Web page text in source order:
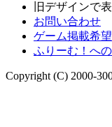
旧デザインで
お問い合わせ
ゲーム掲載希
ふりーむ！へ
Copyright (C) 2000-